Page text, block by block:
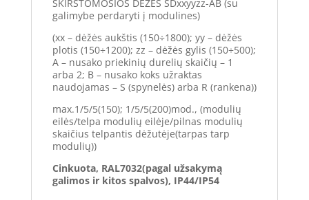
SKIRSTOMOSIOS DĖŽĖS SDxxyyzz-AB (su
galimybe perdaryti į modulines)
(xx – dėžės aukštis (150÷1800); yy – dėžės
plotis (150÷1200); zz – dėžės gylis (150÷500);
A – nusako priekinių durelių skaičių – 1
arba 2; B – nusako koks užraktas
naudojamas – S (spynelės) arba R (rankena))
max.1/5/5(150); 1/5/5(200)mod., (modulių
eilės/telpa modulių eilėje/pilnas modulių
skaičius telpantis dėžutėje(tarpas tarp
modulių))
Cinkuota, RAL7032(pagal užsakymą
galimos ir kitos spalvos), IP44/IP54